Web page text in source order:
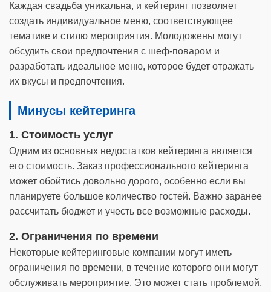
Каждая свадьба уникальна, и кейтеринг позволяет
создать индивидуальное меню, соответствующее
тематике и стилю мероприятия. Молодожены могут
обсудить свои предпочтения с шеф-поваром и
разработать идеальное меню, которое будет отражать
их вкусы и предпочтения.
Минусы кейтеринга
1. Стоимость услуг
Одним из основных недостатков кейтеринга является
его стоимость. Заказ профессионального кейтеринга
может обойтись довольно дорого, особенно если вы
планируете большое количество гостей. Важно заранее
рассчитать бюджет и учесть все возможные расходы.
2. Ограничения по времени
Некоторые кейтеринговые компании могут иметь
ограничения по времени, в течение которого они могут
обслуживать мероприятие. Это может стать проблемой,